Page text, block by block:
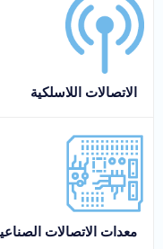
الاتصالات اللاسلكية
معدات الاتصالات